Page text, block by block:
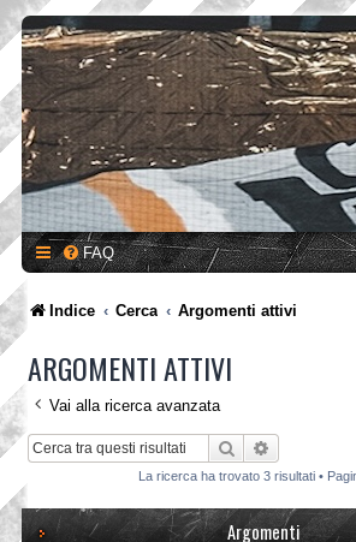
FAQ
Indice Cerca Argomenti attivi
ARGOMENTI ATTIVI
Vai alla ricerca avanzata
Cerca
La ricerca ha trovato 3 risultati •
Argomenti